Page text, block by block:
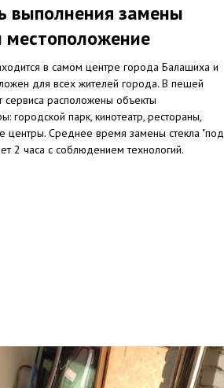
выполнения замены
местоположение
в самом центре города Балашиха и
для всех жителей города. В пешей
сервиса расположены объекты
городской парк, кинотеатр, рестораны,
центры. Среднее время замены стекла "под
2 часа с соблюдением технологий.